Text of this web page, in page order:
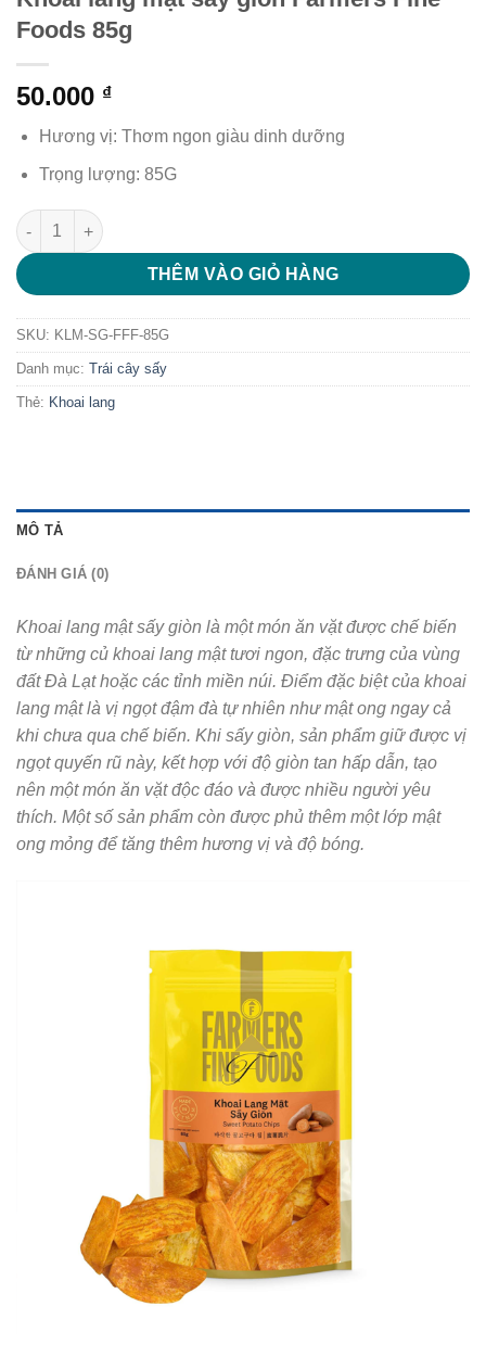
Foods 85g
50.000 ₫
Hương vị: Thơm ngon giàu dinh dưỡng
Trọng lượng: 85G
Khoai lang mật sấy giòn Farmers Fine Foods 85g số lượng
THÊM VÀO GIỎ HÀNG
SKU: KLM-SG-FFF-85G
Danh mục: Trái cây sấy
Thẻ: Khoai lang
MÔ TẢ
ĐÁNH GIÁ (0)
Khoai lang mật sấy giòn là một món ăn vặt được chế biến
từ những củ khoai lang mật tươi ngon, đặc trưng của vùng
đất Đà Lạt hoặc các tỉnh miền núi. Điểm đặc biệt của khoai
lang mật là vị ngọt đậm đà tự nhiên như mật ong ngay cả
khi chưa qua chế biến. Khi sấy giòn, sản phẩm giữ được vị
ngọt quyến rũ này, kết hợp với độ giòn tan hấp dẫn, tạo
nên một món ăn vặt độc đáo và được nhiều người yêu
thích. Một số sản phẩm còn được phủ thêm một lớp mật
ong mỏng để tăng thêm hương vị và độ bóng.